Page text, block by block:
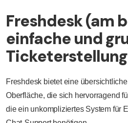
Freshdesk (am
einfache und
Freshdesk bietet eine
Oberfläche, die sich hervorragend
die ein unkompliziertes System für